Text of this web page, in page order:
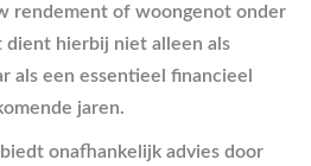
rendement of woongenot onder
hierbij niet alleen als
als een essentieel financieel
jaren.
onafhankelijk advies door